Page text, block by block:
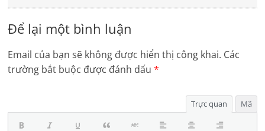
Để lại một bình luận
Email của bạn sẽ không được hiển thị công khai. Các
trường bắt buộc được đánh dấu*
Trực quan Mã